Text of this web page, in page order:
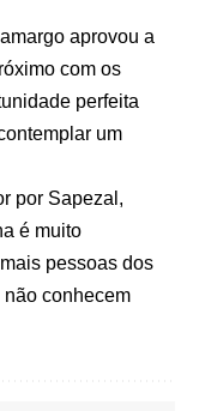
aprovou a
com os
perfeita
um
por Sapezal,
é muito
pessoas dos
conhecem